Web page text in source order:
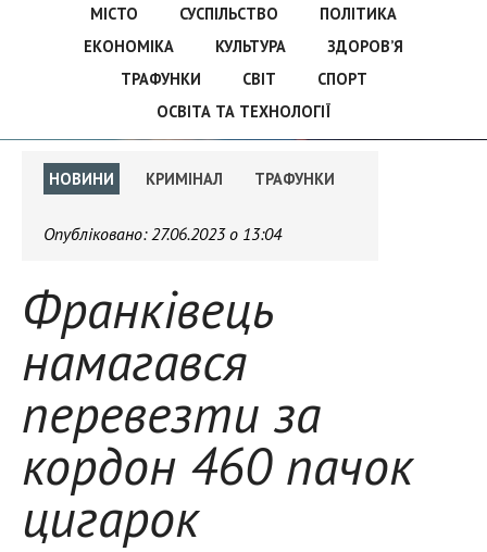
МІСТО СУСПІЛЬСТВО
ПОЛІТИКА
ЕКОНОМІКА
КУЛЬТУРА
ЗДОРОВ’Я
ТРАФУНКИ
СВІТ
СПОРТ
ОСВІТА ТА ТЕХНОЛОГІЇ
НОВИНИ КРИМІНАЛ ТРАФУНКИ
Опубліковано:27.06.2023 о 13:04
Франківець
намагався
перевезти за
кордон 460 пачок
цигарок